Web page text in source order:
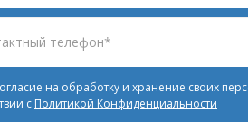
на обработку и хранение своих
с Политикой Конфиденциальности